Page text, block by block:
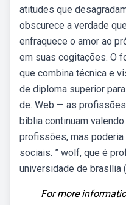
atitudes que
obscurece a verdade
enfraquece o amor ao
em suas cogitações. O
que combina técnica e
de diploma superior
de. Web — as
bíblia continuam
profissões, mas
sociais. ” wolf, que é
universidade de brasília
For more